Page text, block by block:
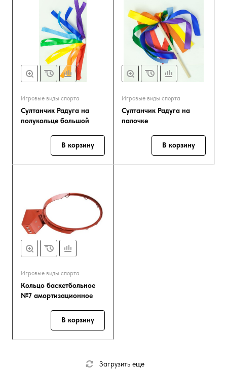
Игровые виды спорта
Султанчик Радуга на
полукольце большой
В корзину
Игровые виды спорта
Султанчик Радуга на
палочке
В корзину
Игровые виды спорта
Кольцо баскетбольное
№7 амортизационное
В корзину
Загрузить еще